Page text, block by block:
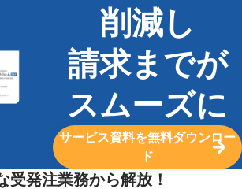
削減し
請求までが
スムーズに
サービス資料を無料ダウンロー
ド
受発注業務から解放！